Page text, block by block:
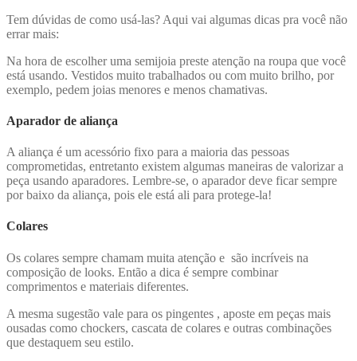
Tem dúvidas de como usá-las? Aqui vai algumas dicas pra você não
errar mais:
Na hora de escolher uma semijoia preste atenção na roupa que você
está usando. Vestidos muito trabalhados ou com muito brilho, por
exemplo, pedem joias menores e menos chamativas.
Aparador de aliança
A aliança é um acessório fixo para a maioria das pessoas
comprometidas, entretanto existem algumas maneiras de valorizar a
peça usando aparadores. Lembre-se, o aparador deve ficar sempre
por baixo da aliança, pois ele está ali para protege-la!
Colares
Os colares sempre chamam muita atenção e são incríveis na
composição de looks. Então a dica é sempre combinar
comprimentos e materiais diferentes.
A mesma sugestão vale para os pingentes , aposte em peças mais
ousadas como chockers, cascata de colares e outras combinações
que destaquem seu estilo.